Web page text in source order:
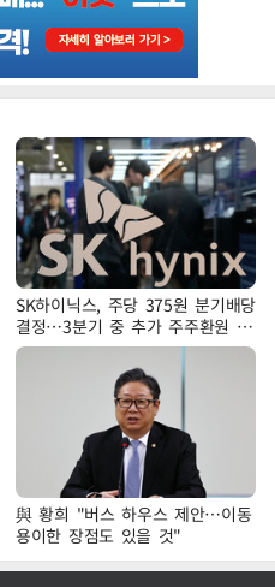
SK하이닉스, 주당 375원 분기배당
결정…3분기 중 추가 주주환원 발
표
與 황희 "버스 하우스 제안…이동
용이한 장점도 있을 것"